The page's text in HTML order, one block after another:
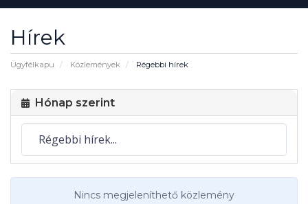
Hírek
Ügyfélkapu Közlemények Régebbi hírek
Hónap szerint
Nincs megjeleníthető közlemény